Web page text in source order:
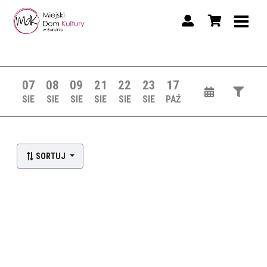
07
SIE
08
SIE
09
SIE
21
SIE
22
SIE
23
SIE
17
PAŹ
SORTUJ